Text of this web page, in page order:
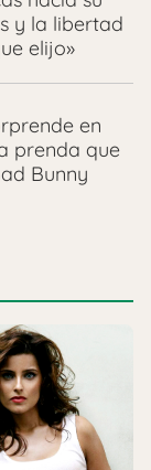
y la libertad
elijo»
en
prenda que
Bunny